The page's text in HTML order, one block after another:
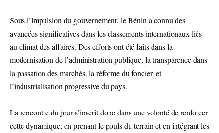
Sous l’impulsion du gouvernement, le Bénin a connu des
avancées significatives dans les classements internationaux liés
au climat des affaires. Des efforts ont été faits dans la
modernisation de l’administration publique, la transparence dans
la passation des marchés, la réforme du foncier, et
l’industrialisation progressive du pays.
La rencontre du jour s’inscrit donc dans une volonté de renforcer
cette dynamique, en prenant le pouls du terrain et en intégrant les